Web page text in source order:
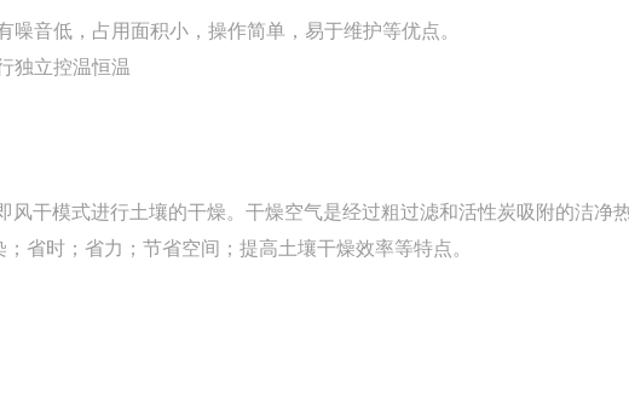
音低，占用面积小，操作简单，易于维护等优点。
独立控温恒温
风干模式进行土壤的干燥。干燥空气是经过粗过滤和活性炭吸附的洁净
省时；省力；节省空间；提高土壤干燥效率等特点。